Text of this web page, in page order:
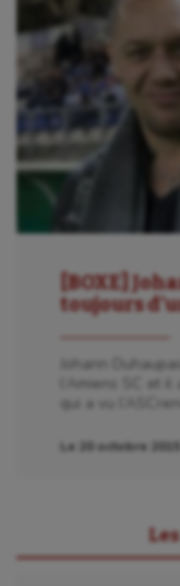
[BOXE]
toujours
Johann
l’Amiens SC et
qui a vu
Le 20 octobre 2015